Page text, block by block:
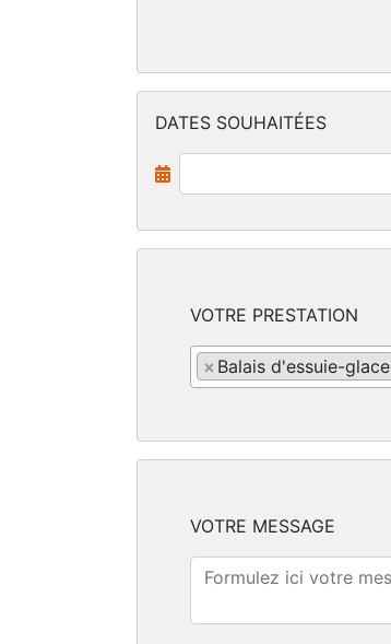
DATES SOUHAITÉES
VOTRE PRESTATION
× Balais d'essuie-glace
VOTRE MESSAGE